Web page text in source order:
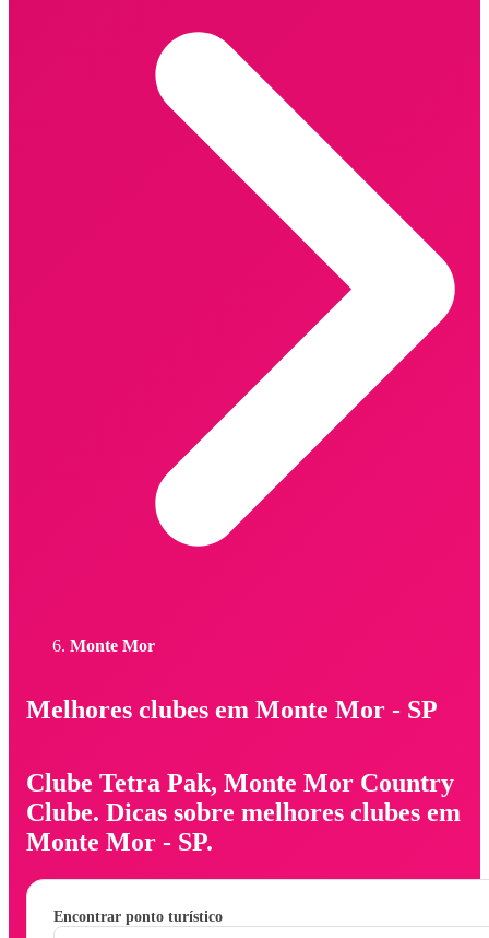
Monte Mor
Melhores clubes em Monte Mor - SP
Clube Tetra Pak, Monte Mor Country
Clube. Dicas sobre melhores clubes em
Monte Mor - SP.
Encontrar ponto turístico